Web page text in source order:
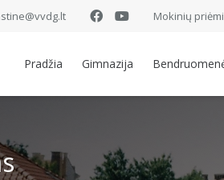
Mokinių
Pradžia Gimnazija